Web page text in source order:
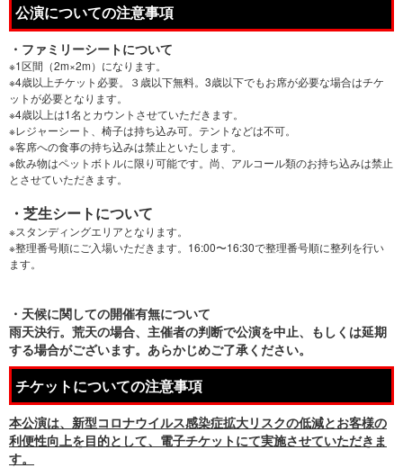
公演についての注意事項
・ファミリーシートについて
※1区間（2m×2m）になります。
※4歳以上チケット必要。３歳以下無料。3歳以下でもお席が必要な場合はチケ
ットが必要となります。
※4歳以上は1名とカウントさせていただきます。
※レジャーシート、椅子は持ち込み可。テントなどは不可。
※客席への食事の持ち込みは禁止といたします。
※飲み物はペットボトルに限り可能です。尚、アルコール類のお持ち込みは禁止
とさせていただきます。
・芝生シートについて
※スタンディングエリアとなります。
※整理番号順にご入場いただきます。16:00〜16:30で整理番号順に整列を行い
ます。
・天候に関しての開催有無について
雨天決行。荒天の場合、主催者の判断で公演を中止、もしくは延期
する場合がございます。あらかじめご了承ください。
チケットについての注意事項
本公演は、新型コロナウイルス感染症拡大リスクの低減とお客様の
利便性向上を目的として、電子チケットにて実施させていただきま
す。